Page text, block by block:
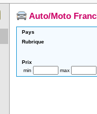
Auto/Moto
Pays
Rubrique
Prix
min
max